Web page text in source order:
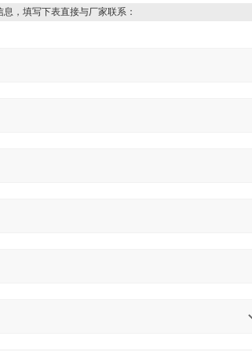
，填写下表直接与厂家联系：